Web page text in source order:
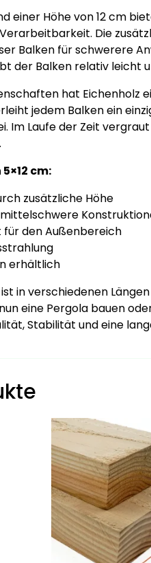
einer Höhe von 12 cm
Die
Balken für schwerere
der Balken relativ leicht
hat Eichenholz
jedem Balken ein
Im Laufe der Zeit
cm:
zusätzliche Höhe
für den Außenbereich
erhältlich
ist in verschiedenen
eine Pergola bauen
Stabilität und eine
Dieses
Produkt
weist
mehrere
Varianten
auf.
Die
Optionen
können